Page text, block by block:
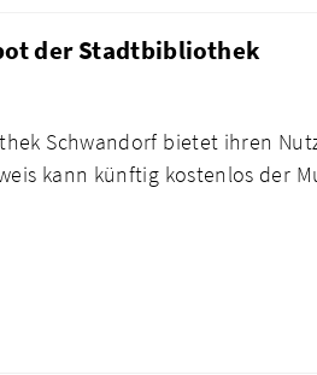
der Stadtbibliothek
Schwandorf bietet ihren
kann künftig kostenlos der